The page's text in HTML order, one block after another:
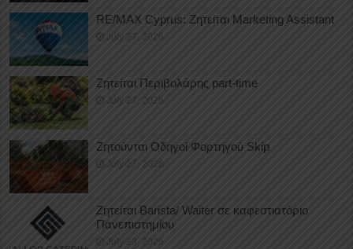
RE/MAX Cyprus: Ζητείται Marketing Assistant
July 27, 2026
Ζητείται Περιβολάρης part-time
July 27, 2026
Ζητούνται Οδηγοί Φορτηγού Skip
July 27, 2026
Ζητείται Barista/ Waiter σε καφεστιατόριο
Πανεπιστημίου
July 23, 2026